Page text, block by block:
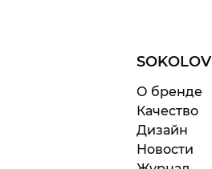
SOKOLOV
О бренде
Качество
Дизайн
Новости